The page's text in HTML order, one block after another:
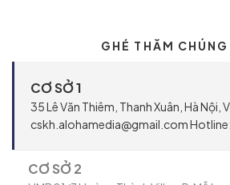
GHÉ THĂM
CƠ SỞ 1
35 Lê Văn Thiêm, Thanh Xuân, Hà Nội,
cskh.alohamedia@gmail.com
CƠ SỞ 2